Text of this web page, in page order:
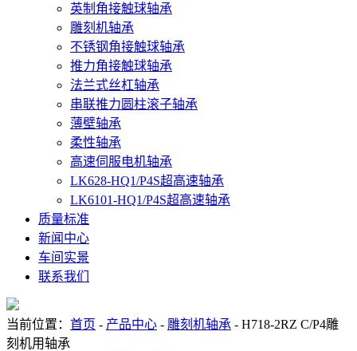
英制角接触球轴承
雕刻机轴承
不锈钢角接触球轴承
推力角接触球轴承
法兰式丝杠轴承
串联推力圆柱滚子轴承
薄壁轴承
柔性轴承
高速伺服电机轴承
LK628-HQ1/P4S超高速轴承
LK6101-HQ1/P4S超高速轴承
质量标准
新闻中心
车间实景
联系我们
当前位置： 首页 - 产品中心 - 雕刻机轴承 - H718-2RZ C/P4雕
刻机用轴承